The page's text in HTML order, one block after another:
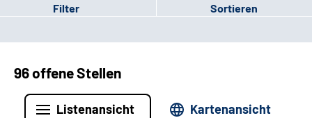
Filter Sortieren
96 offene Stellen
Listenansicht Kartenansicht